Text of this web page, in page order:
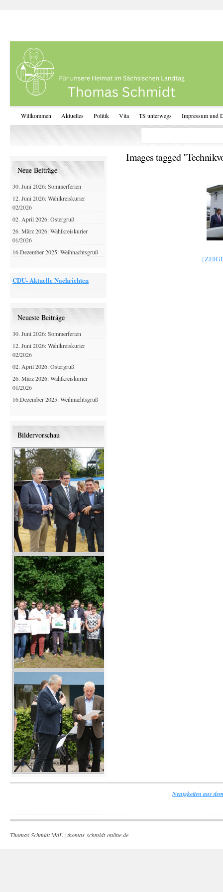
Willkommen Aktuelles Politik Vita TS unterwegs Impressum und
Images tagged
Neue Beiträge
30. Juni 2026: Sommerferien
12. Juni 2026: Wahlkreiskurier
02/2026
02. April 2026: Ostergruß
26. März 2026: Wahlkreiskurier
01/2026
16.Dezember 2025: Weihnachtsgruß
CDU- Aktuelle Nachrichten
Neueste Beiträge
30. Juni 2026: Sommerferien
12. Juni 2026: Wahlkreiskurier
02/2026
02. April 2026: Ostergruß
26. März 2026: Wahlkreiskurier
01/2026
16.Dezember 2025: Weihnachtsgruß
Bildervorschau
Neuigkeiten aus
Thomas Schmidt MdL | thomas-schmidt-online.de